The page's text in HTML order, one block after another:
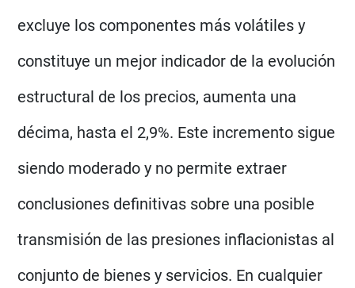
excluye los componentes más volátiles y
constituye un mejor indicador de la evolución
estructural de los precios, aumenta una
décima, hasta el 2,9%. Este incremento sigue
siendo moderado y no permite extraer
conclusiones definitivas sobre una posible
transmisión de las presiones inflacionistas al
conjunto de bienes y servicios. En cualquier